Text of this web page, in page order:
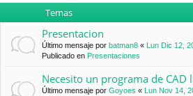
Temas
Presentacion
Último mensaje por batman8 «
Lun Dic 12,
Publicado en Presentaciones
Necesito un programa de CAD
Último mensaje por Goyoes «
Lun Nov 14,